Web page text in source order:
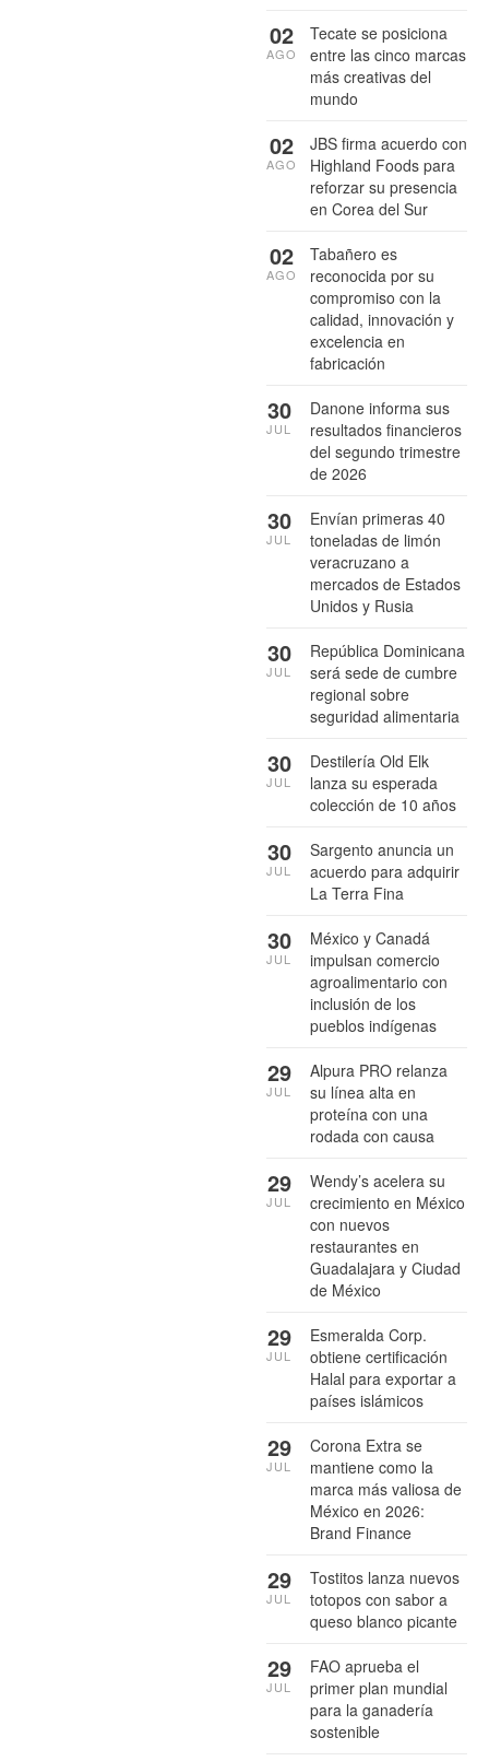
Tecate se posiciona
entre las cinco marcas
más creativas del
mundo
02
AGO
JBS firma acuerdo con
Highland Foods para
reforzar su presencia
en Corea del Sur
02
AGO
Tabañero es
reconocida por su
compromiso con la
calidad, innovación y
excelencia en
fabricación
02
AGO
Danone informa sus
resultados financieros
del segundo trimestre
de 2026
30
JUL
Envían primeras 40
toneladas de limón
veracruzano a
mercados de Estados
Unidos y Rusia
30
JUL
República Dominicana
será sede de cumbre
regional sobre
seguridad alimentaria
30
JUL
Destilería Old Elk
lanza su esperada
colección de 10 años
30
JUL
Sargento anuncia un
acuerdo para adquirir
La Terra Fina
30
JUL
México y Canadá
impulsan comercio
agroalimentario con
inclusión de los
pueblos indígenas
30
JUL
Alpura PRO relanza
su línea alta en
proteína con una
rodada con causa
29
JUL
Wendy’s acelera su
crecimiento en México
con nuevos
restaurantes en
Guadalajara y Ciudad
de México
29
JUL
Esmeralda Corp.
obtiene certificación
Halal para exportar a
países islámicos
29
JUL
Corona Extra se
mantiene como la
marca más valiosa de
México en 2026:
Brand Finance
29
JUL
Tostitos lanza nuevos
totopos con sabor a
queso blanco picante
29
JUL
FAO aprueba el
primer plan mundial
para la ganadería
sostenible
29
JUL